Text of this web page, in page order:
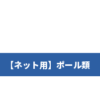
【ネット用】ポール類